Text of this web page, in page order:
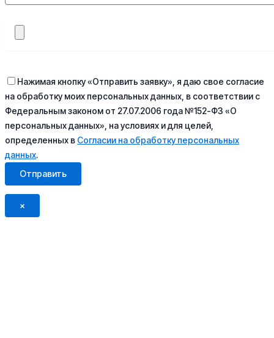
Нажимая кнопку «Отправить заявку», я даю свое согласие
на обработку моих персональных данных, в соответствии с
Федеральным законом от 27.07.2006 года №152-ФЗ «О
персональных данных», на условиях и для целей,
определенных в Согласии на обработку персональных
данных.
×